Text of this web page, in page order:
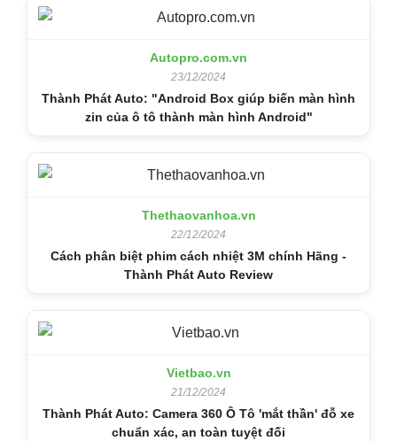
Autopro.com.vn
23/12/2024
Thành Phát Auto: "Android Box giúp biến màn hình
zin của ô tô thành màn hình Android"
Thethaovanhoa.vn
22/12/2024
Cách phân biệt phim cách nhiệt 3M chính Hãng -
Thành Phát Auto Review
Vietbao.vn
21/12/2024
Thành Phát Auto: Camera 360 Ô Tô 'mắt thần' đỗ xe
chuẩn xác, an toàn tuyệt đối